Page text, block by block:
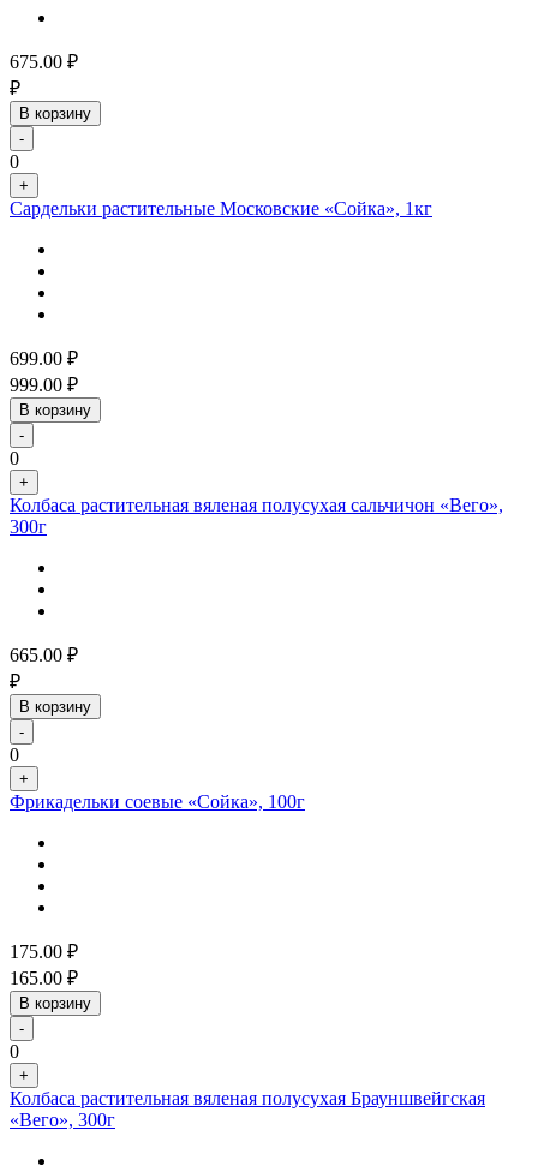
675.00 ₽
₽
В корзину
-
0
+
Сардельки растительные Московские «Сойка», 1кг
699.00 ₽
999.00 ₽
В корзину
-
0
+
Колбаса растительная вяленая полусухая сальчичон «Вего»,
300г
665.00 ₽
₽
В корзину
-
0
+
Фрикадельки соевые «Сойка», 100г
175.00 ₽
165.00 ₽
В корзину
-
0
+
Колбаса растительная вяленая полусухая Брауншвейгская
«Вего», 300г